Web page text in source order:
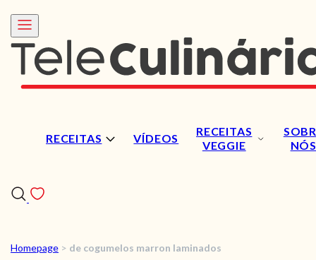
RECEITAS VÍDEOS
RECEITAS
VEGGIE
NÓS
RECEITAS
Homepage > de cogumelos marron laminados